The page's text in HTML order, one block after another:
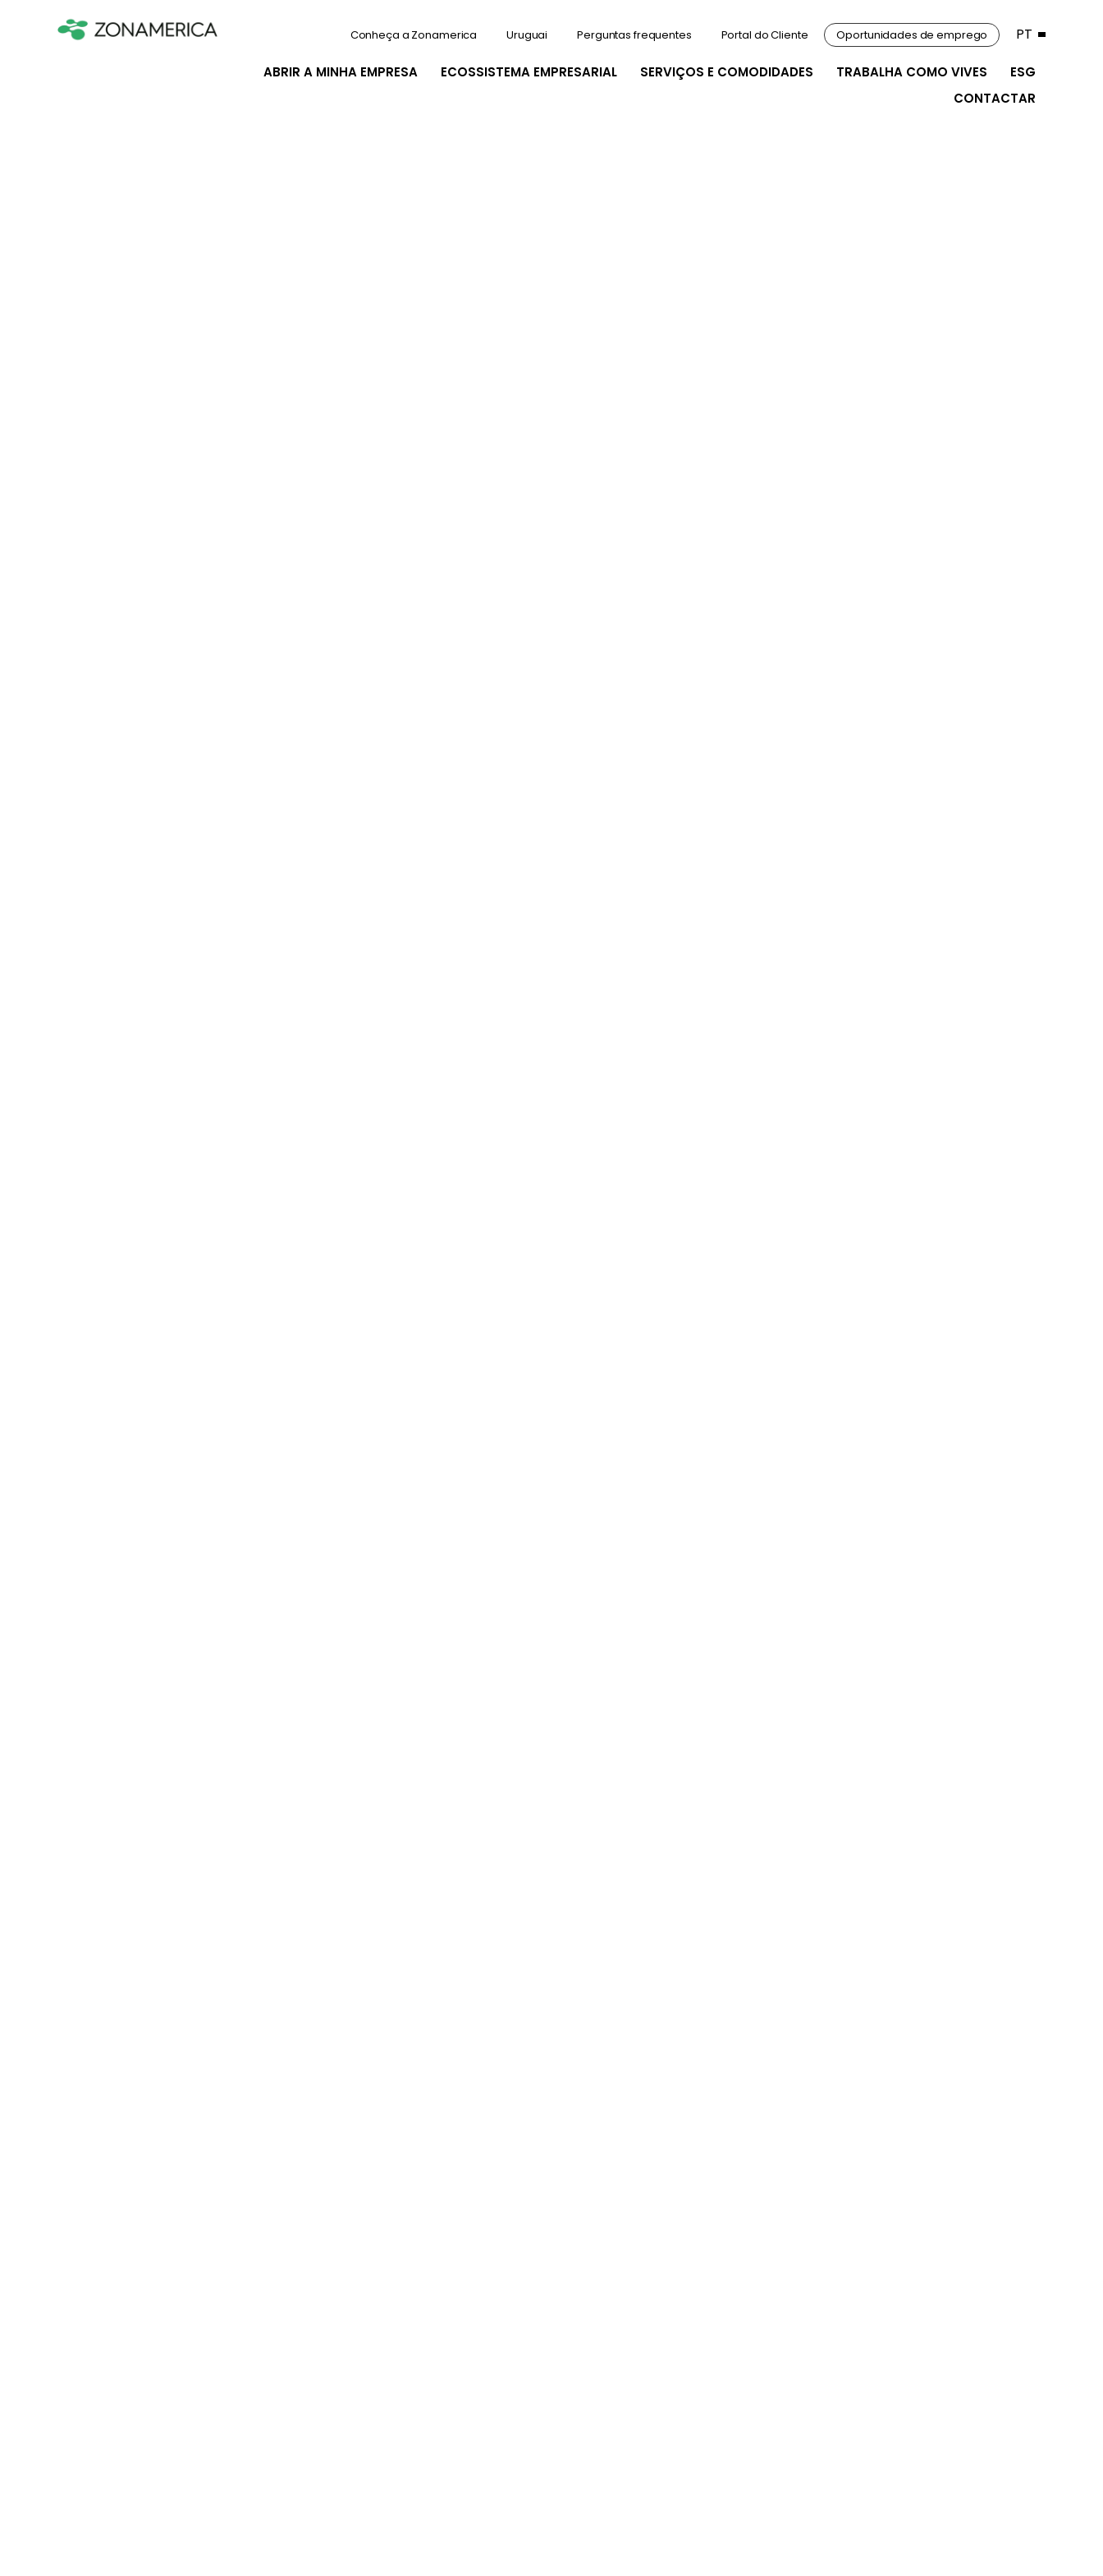
ABRIR A MINHA EMPRESA ECOSSISTEMA EMPRESARIAL SERVIÇOS E COMODIDADES TRABALHA COMO VIVES
ESG
CONTACTAR
Conheça a Zonamerica Uruguai Perguntas frequentes Portal do Cliente Oportunidades de emprego PT